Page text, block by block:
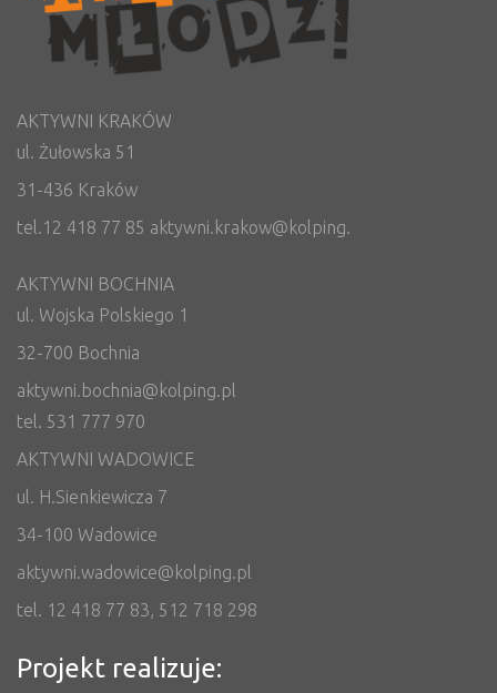
AKTYWNI KRAKÓW
ul. Żułowska 51
31-436 Kraków
tel.12 418 77 85 aktywni.krakow@kolping.
AKTYWNI BOCHNIA
ul. Wojska Polskiego 1
32-700 Bochnia
aktywni.bochnia@kolping.pl
tel. 531 777 970
AKTYWNI WADOWICE
ul. H.Sienkiewicza 7
34-100 Wadowice
aktywni.wadowice@kolping.pl
tel. 12 418 77 83, 512 718 298
Projekt realizuje: